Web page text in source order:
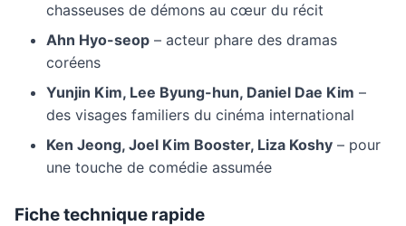
chasseuses de démons au cœur du récit
Ahn Hyo-seop – acteur phare des dramas
coréens
Yunjin Kim, Lee Byung-hun, Daniel Dae Kim –
des visages familiers du cinéma international
Ken Jeong, Joel Kim Booster, Liza Koshy – pour
une touche de comédie assumée
Fiche technique rapide